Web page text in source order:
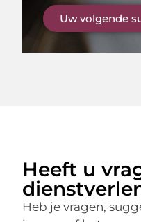
Uw volgende
Heeft u
Heb je vragen,